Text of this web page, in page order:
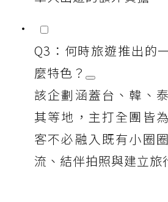
Q3：何時旅遊推出的
麼特色？
該企劃涵蓋台、韓、
其等地，主打全團皆
客不必融入既有小圈
流、結伴拍照與建立旅